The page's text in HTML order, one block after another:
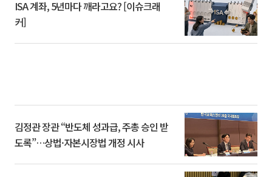
ISA 계좌, 5년마다 깨라고요? [이슈크래
커]
김정관 장관 “반도체 성과급, 주총 승인 받
도록”…상법·자본시장법 개정 시사